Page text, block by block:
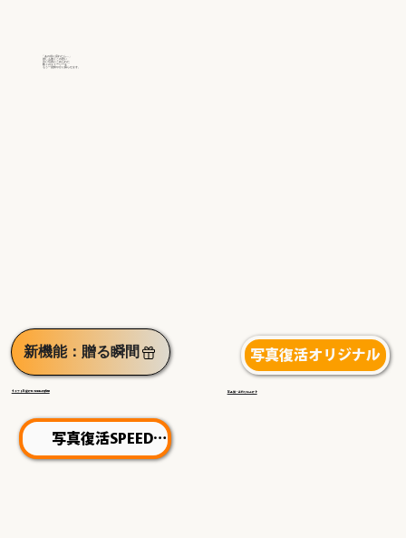
「あの頃に戻れたら…」
誰しも抱くこの思い
古い写真にこめられた
数々のストーリーを
もう一度鮮やかに蘇らせます。
高品質・手作り仕上げ▶︎
写真復活オリジナル
◀︎ギフトを受け取る感動の瞬間
写真復活SPEED
新機能：贈る瞬間